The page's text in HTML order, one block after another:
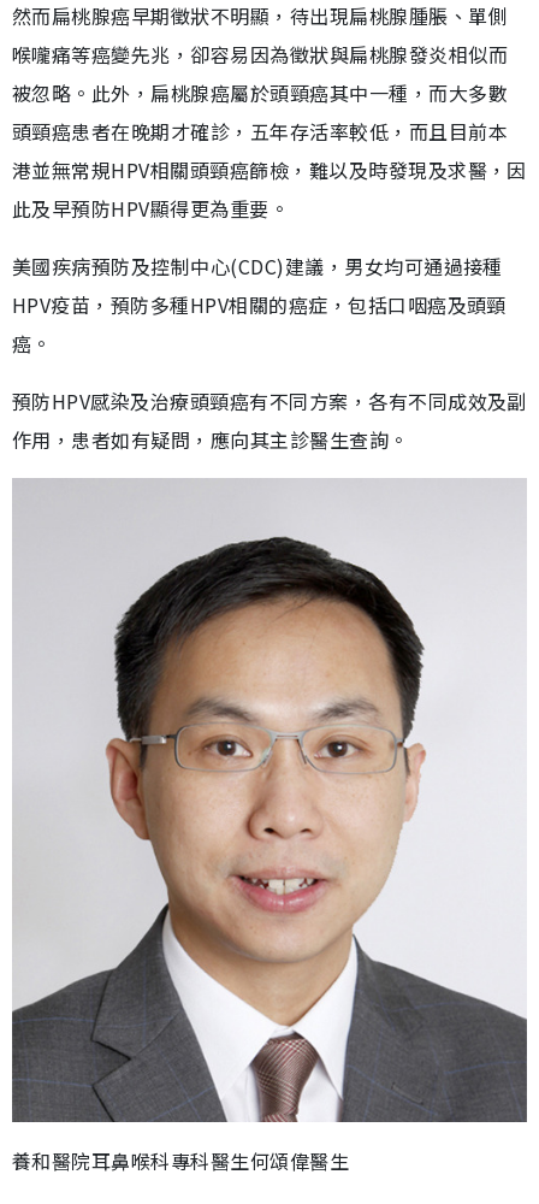
然而扁桃腺癌早期徵狀不明顯，待出現扁桃腺腫脹、單側
喉嚨痛等癌變先兆，卻容易因為徵狀與扁桃腺發炎相似而
被忽略。此外，扁桃腺癌屬於頭頸癌其中一種，而大多數
頭頸癌患者在晚期才確診，五年存活率較低，而且目前本
港並無常規HPV相關頭頸癌篩檢，難以及時發現及求醫，因
此及早預防HPV顯得更為重要。
美國疾病預防及控制中心(CDC)建議，男女均可通過接種
HPV疫苗，預防多種HPV相關的癌症，包括口咽癌及頭頸
癌。
預防HPV感染及治療頭頸癌有不同方案，各有不同成效及副
作用，患者如有疑問，應向其主診醫生查詢。
養和醫院耳鼻喉科專科醫生何頌偉醫生